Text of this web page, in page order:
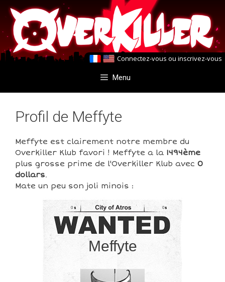
Aller
au
contenu
Aller
au
contenu
Connectez-vous ou inscrivez-vous
Menu
Profil de Meffyte
Meffyte est clairement notre membre du
Overkiller Klub favori ! Meffyte a la 1494ème
plus grosse prime de l'Overkiller Klub avec 0
dollars.
Mate un peu son joli minois :
0
Meffyte
0